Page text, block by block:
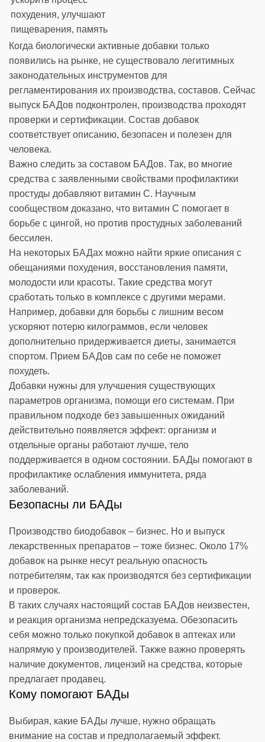
похудения, улучшают
пищеварения, память
Когда биологически активные добавки только
появились на рынке, не существовало легитимных
законодательных инструментов для
регламентирования их производства, составов. Сейчас
выпуск БАДов подконтролен, производства проходят
проверки и сертификации. Состав добавок
соответствует описанию, безопасен и полезен для
человека.
Важно следить за составом БАДов. Так, во многие
средства с заявленными свойствами профилактики
простуды добавляют витамин С. Научным
сообществом доказано, что витамин С помогает в
борьбе с цингой, но против простудных заболеваний
бессилен.
На некоторых БАДах можно найти яркие описания с
обещаниями похудения, восстановления памяти,
молодости или красоты. Такие средства могут
сработать только в комплексе с другими мерами.
Например, добавки для борьбы с лишним весом
ускоряют потерю килограммов, если человек
дополнительно придерживается диеты, занимается
спортом. Прием БАДов сам по себе не поможет
похудеть.
Добавки нужны для улучшения существующих
параметров организма, помощи его системам. При
правильном подходе без завышенных ожиданий
действительно появляется эффект: организм и
отдельные органы работают лучше, тело
поддерживается в одном состоянии. БАДы помогают в
профилактике ослабления иммунитета, ряда
заболеваний.
Безопасны ли БАДы
Производство биодобавок – бизнес. Но и выпуск
лекарственных препаратов – тоже бизнес. Около 17%
добавок на рынке несут реальную опасность
потребителям, так как производятся без сертификации
и проверок.
В таких случаях настоящий состав БАДов неизвестен,
и реакция организма непредсказуема. Обезопасить
себя можно только покупкой добавок в аптеках или
напрямую у производителей. Также важно проверять
наличие документов, лицензий на средства, которые
предлагает продавец.
Кому помогают БАДы
Выбирая, какие БАДы лучше, нужно обращать
внимание на состав и предполагаемый эффект.